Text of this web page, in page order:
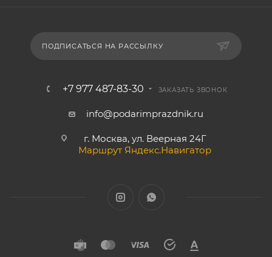
ПОДПИСАТЬСЯ НА РАССЫЛКУ
+7 977 487-83-30 ЗАКАЗАТЬ ЗВОНОК
info@podarimprazdnik.ru
г. Москва, ул. Веерная 24Г
Маршрут Яндекс.Навигатор